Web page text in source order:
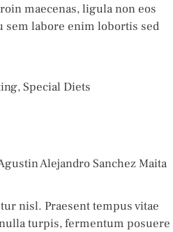
maecenas, ligula non eos
sem labore enim lobortis sed
,Special Diets
Alejandro Sanchez Maita
nisl. Praesent tempus vitae
turpis, fermentum posuere